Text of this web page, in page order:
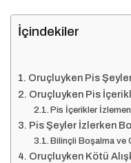
İçindekiler
Oruçluyken Pis
Oruçluyken Pis
Pis İçerikler
Pis Şeyler İzlerken
Bilinçli Boşalma ve
Oruçluyken Kötü